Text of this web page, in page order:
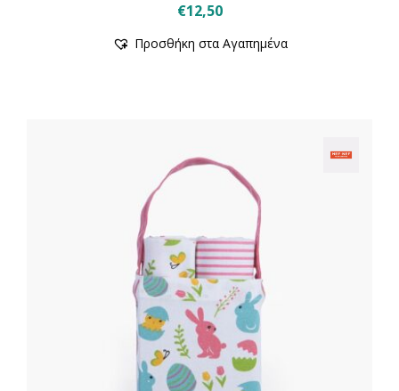
€12,50
Προσθήκη στα Αγαπημένα